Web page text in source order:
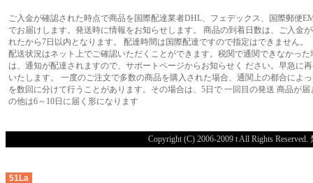
ご入金が確認された時点で商品を国際配達業者DHL、フェデックス、国際郵便
でお届けします。発送時に情報をお知らせします。 商品の到着日数は、ご入金
れたから7日以内となります。 配達時間は国際配達ですので指定はできません。
配送状況はネット上でご確認いただくことができます。税関で通関できなかった
は、通知が配達されますので、サポートページからお知らせく ださい。早急に
いたします。 一度のご注文で多数の商品を購入された場合、通関上の都合によ
を数回に分けて行うことがあります。その場合は、5日で 一回目の発送 商品が届
の他は6～10日に届く形になります
Copyright (C) 2006-2009 t All Rights
51La